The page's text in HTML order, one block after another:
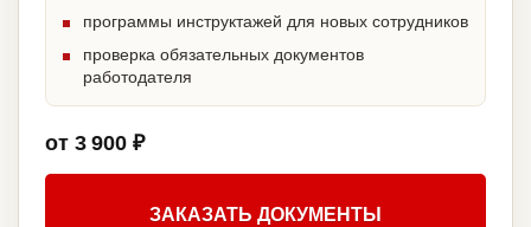
программы инструктажей для новых сотрудников
проверка обязательных документов
работодателя
от 3 900 ₽
ЗАКАЗАТЬ ДОКУМЕНТЫ